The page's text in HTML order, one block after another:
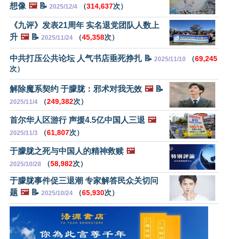
想像 🖼️📝 2025/12/4 （314,637次）
《九评》发表21周年 实名退党团队人数上
升 🖼️📝 2025/11/24 （45,358次）
中共打压公共论坛 人气书店垂死挣扎 📝 2025/11/10 （69,245
次）
解除魔系契约 于朦胧：邪术对我无效 🖼️📝
2025/11/4 （249,382次）
首尔华人区游行 声援4.5亿中国人三退 🖼️
2025/11/3 （61,807次）
于朦胧之死与中国人的精神救赎 🖼️
2025/10/28 （58,982次）
于朦胧事件促三退潮 专家解答民众关切问
题 🖼️📝 2025/10/24 （65,930次）